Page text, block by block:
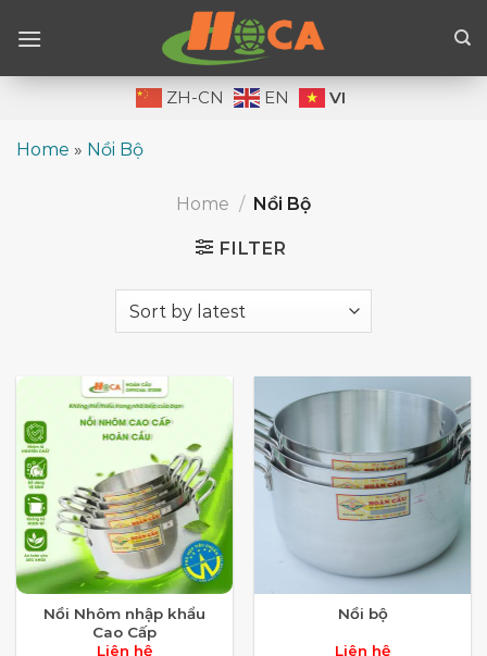
ZH-CN
EN VI
Home » Nồi Bộ
Home / Nồi Bộ
FILTER
Nồi Nhôm nhập khẩu
Cao Cấp
Liên hệ
Nồi bộ
Liên hệ